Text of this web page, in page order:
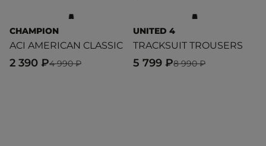
CHAMPION
ACI AMERICAN CLASSIC
4 990 ₽
2 390 ₽
UNITED 4
TRACKSUIT TROUSERS
8 990 ₽
5 799 ₽